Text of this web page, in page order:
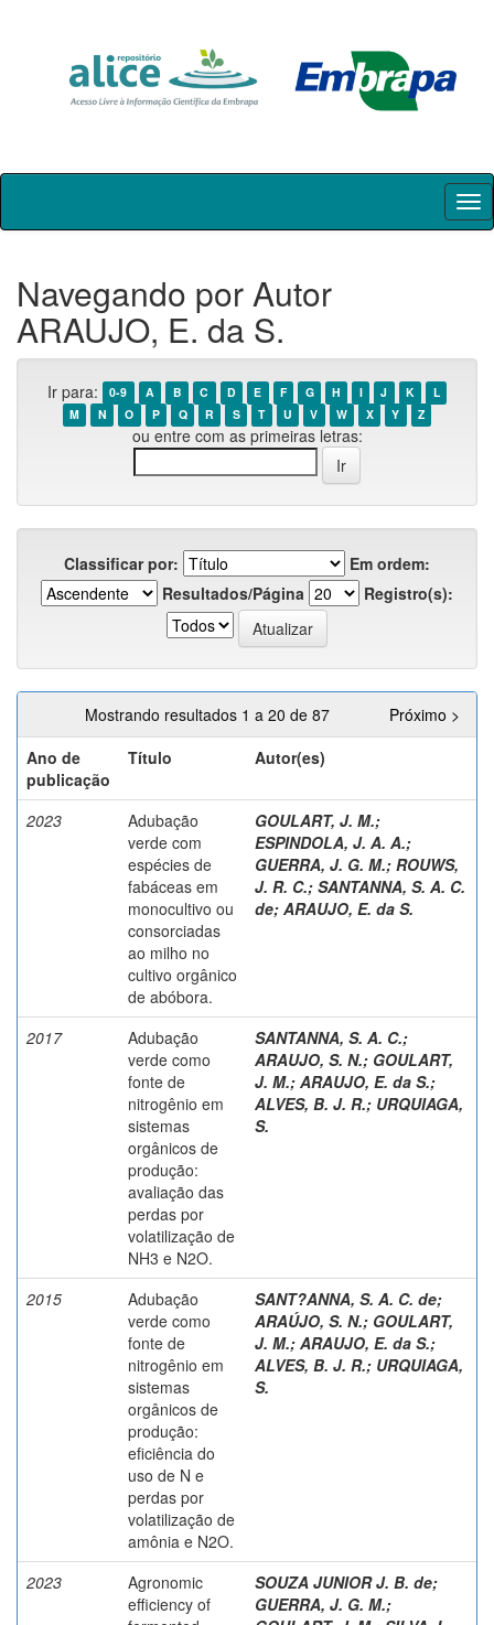
Skip
Navegando por Autor
ARAUJO, E. da S.
Ir para: 0-9 A B C D E F G H I J K
L
M
N O P Q R S T U V W X Y Z
ou entre com as primeiras letras:
Classificar por:
Em ordem:
Resultados/Página
Registro(s):
Mostrando resultados 1 a 20 de 87
Próximo >
Ano de
publicação
Título Autor(es)
2023
Adubação
verde com
espécies de
fabáceas em
monocultivo ou
consorciadas
ao milho no
cultivo orgânico
de abóbora.
GOULART, J. M.;
ESPINDOLA, J. A. A.;
GUERRA, J. G. M.; ROUWS,
J. R. C.; SANTANNA, S. A. C.
de; ARAUJO, E. da S.
2017
Adubação
verde como
fonte de
nitrogênio em
sistemas
orgânicos de
produção:
avaliação das
perdas por
volatilização de
NH3 e N2O.
SANTANNA, S. A. C.;
ARAUJO, S. N.; GOULART,
J. M.; ARAUJO, E. da S.;
ALVES, B. J. R.; URQUIAGA,
S.
2015
Adubação
verde como
fonte de
nitrogênio em
sistemas
orgânicos de
produção:
eficiência do
uso de N e
perdas por
volatilização de
amônia e N2O.
SANT?ANNA, S. A. C. de;
ARAÚJO, S. N.; GOULART,
J. M.; ARAUJO, E. da S.;
ALVES, B. J. R.; URQUIAGA,
S.
2023
Agronomic
efficiency of
SOUZA JUNIOR J. B. de;
GUERRA, J. G. M.;